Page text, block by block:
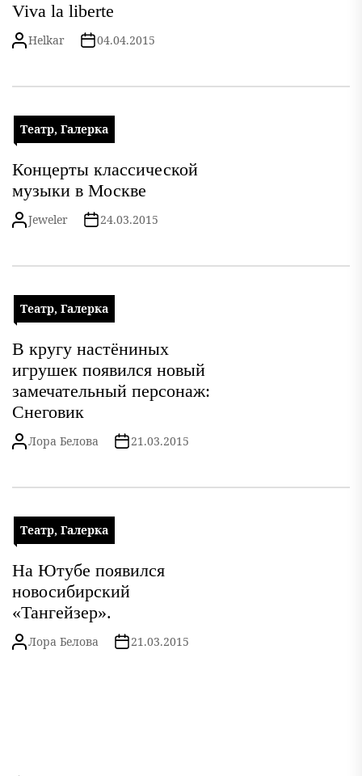
Viva la liberte
Helkar 04.04.2015
Театр, Галерка
Концерты классической
музыки в Москве
Jeweler 24.03.2015
Театр, Галерка
В кругу настёниных
игрушек появился новый
замечательный персонаж:
Снеговик
Лора Белова 21.03.2015
Театр, Галерка
На Ютубе появился
новосибирский
«Тангейзер».
Лора Белова 21.03.2015
Навигация